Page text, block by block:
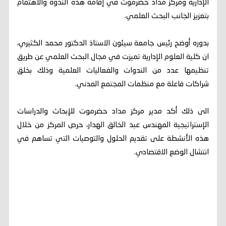
الإدارية ومركز مداد حضرموت في إقامة هذه الندوة والاهتمام
بتعزيز الجانب البحث العلمي.
بدوره أوضح رئيس جامعة سيئون الاستاذ الدكتور محمد الكثيري،
ان كلية العلوم الإدارية تميزت في مجال البحث العلمي عن طريق
تنظيمها عدد من الندوات والفعاليات العلمية وذلك بخلق
شراكات فاعلة مع منظمات المجتمع المدني.
الى ذلك أكد مدير مركز مداد حضرموت للإبحاث والدراسات
الإستراتيجية المهندس عبد الخالق الهدار، حرص المركز من خلال
هذه الأنشطة على تقديم الحلول والتوصيات التي تساهم في
انتشال الوضع الاقتصادي.